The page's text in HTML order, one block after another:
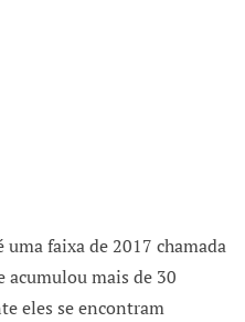
uma faixa de 2017 chamada
acumulou mais de 30
eles se encontram